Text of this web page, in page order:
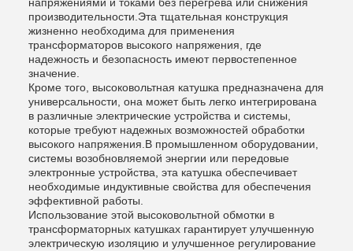
напряжениями и токами без перегрева или снижения
производительности.Эта тщательная конструкция
жизненно необходима для применения
трансформаторов высокого напряжения, где
надежность и безопасность имеют первостепенное
значение.
Кроме того, высоковольтная катушка предназначена для
универсальности, она может быть легко интегрирована
в различные электрические устройства и системы,
которые требуют надежных возможностей обработки
высокого напряжения.В промышленном оборудовании,
системы возобновляемой энергии или передовые
электронные устройства, эта катушка обеспечивает
необходимые индуктивные свойства для обеспечения
эффективной работы.
Использование этой высоковольтной обмотки в
трансформаторных катушках гарантирует улучшенную
электрическую изоляцию и улучшенное регулирование